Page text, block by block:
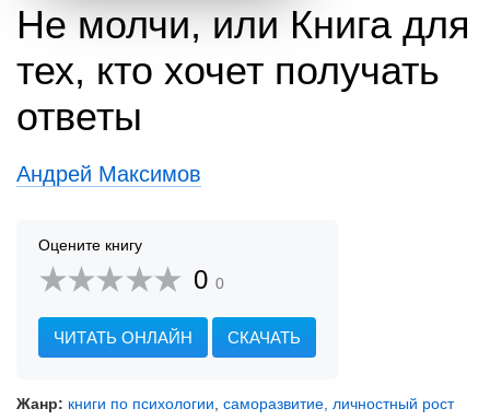
Не молчи, или Книга для
тех, кто хочет получать
ответы
Андрей Максимов
Оцените книгу
0 0
ЧИТАТЬ ОНЛАЙН СКАЧАТЬ
Жанр: книги по психологии саморазвитие, личностный рост